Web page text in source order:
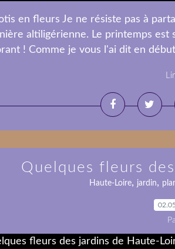
en fleurs Je ne résiste pas à
altiligérienne. Le printemps est
! Comme je vous l'ai dit en
Quelques fleurs
Haute-Loire, jardin,